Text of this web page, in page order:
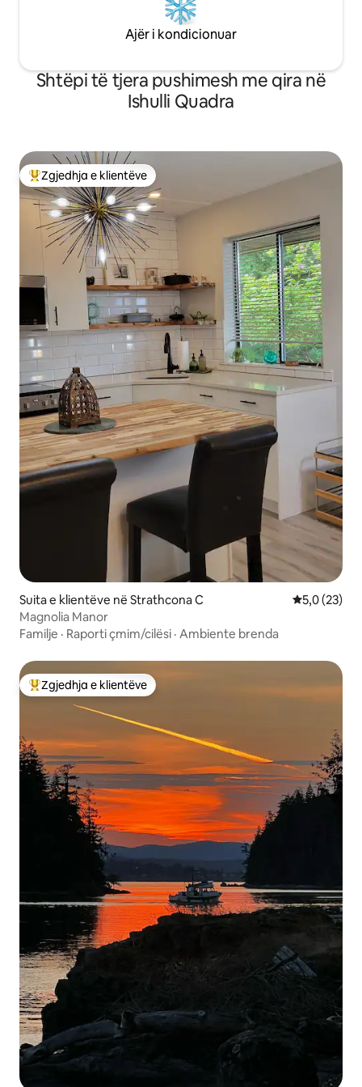
Ajër i kondicionuar
Shtëpi të tjera pushimesh me qira në
Ishulli Quadra
Më të mirat e zgjedhjeve të klientëve
Zgjedhja e klientëve
Suita e klientëve në Strathcona C Vlerësimi
5,0 (23)
Magnolia Manor
Familje · Raporti çmim/cilësi · Ambiente brenda
Më të mirat e zgjedhjeve të klientëve
Zgjedhja e klientëve